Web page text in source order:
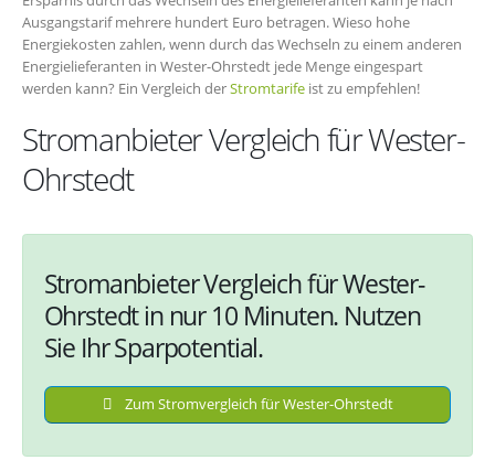
Ausgangstarif mehrere hundert Euro betragen. Wieso hohe
Energiekosten zahlen, wenn durch das Wechseln zu einem anderen
Energielieferanten in Wester-Ohrstedt jede Menge eingespart
werden kann? Ein Vergleich derStromtarife ist zu empfehlen!
Stromanbieter Vergleich für Wester-
Ohrstedt
Stromanbieter Vergleich für Wester-
Ohrstedt in nur 10 Minuten. Nutzen
Sie Ihr Sparpotential.
Zum Stromvergleich für Wester-Ohrstedt